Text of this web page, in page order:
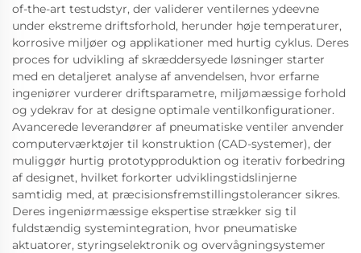
of-the-art testudstyr, der validerer ventilernes ydeevne
under ekstreme driftsforhold, herunder høje temperaturer,
korrosive miljøer og applikationer med hurtig cyklus. Deres
proces for udvikling af skræddersyede løsninger starter
med en detaljeret analyse af anvendelsen, hvor erfarne
ingeniører vurderer driftsparametre, miljømæssige forhold
og ydekrav for at designe optimale ventilkonfigurationer.
Avancerede leverandører af pneumatiske ventiler anvender
computerværktøjer til konstruktion (CAD-systemer), der
muliggør hurtig prototypproduktion og iterativ forbedring
af designet, hvilket forkorter udviklingstidslinjerne
samtidig med, at præcisionsfremstillingstolerancer sikres.
Deres ingeniørmæssige ekspertise strækker sig til
fuldstændig systemintegration, hvor pneumatiske
aktuatorer, styringselektronik og overvågningsystemer